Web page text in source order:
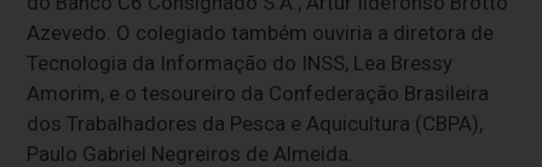
Azevedo. O colegiado também ouviria a diretora de
Tecnologia da Informação do INSS, Lea Bressy
Amorim, e o tesoureiro da Confederação Brasileira
dos Trabalhadores da Pesca e Aquicultura (CBPA),
Paulo Gabriel Negreiros de Almeida.